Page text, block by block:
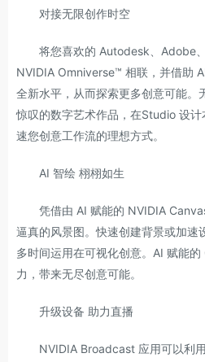
对接无限创作时空
将您喜欢的 Autodesk、Adobe、
NVIDIA Omniverse™ 相联，并借助
全新水平，从而探索更多创意可能。
惊叹的数字艺术作品，在Studio 设
速您创意工作流的理想方式。
AI 智绘 栩栩如生
凭借由 AI 赋能的 NVIDIA
逼真的风景图。快速创建背景或加速
多时间运用在可视化创意。AI 赋能
力，带来无尽创意可能。
升级设备 助力直播
NVIDIA Broadcast 应用可以利用